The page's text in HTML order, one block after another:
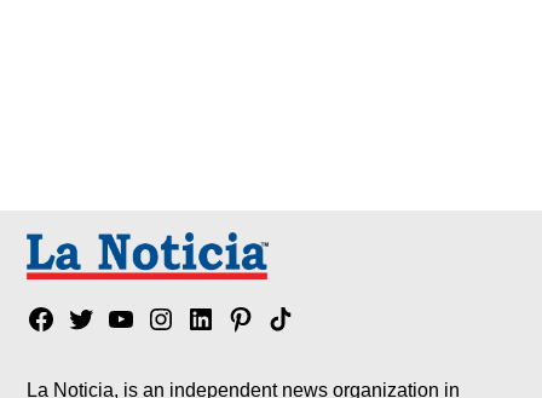
Facebook
TwitterYouTubeInstagram
LinkedinPinterest
Tik
La Noticia, is an independent news organization in